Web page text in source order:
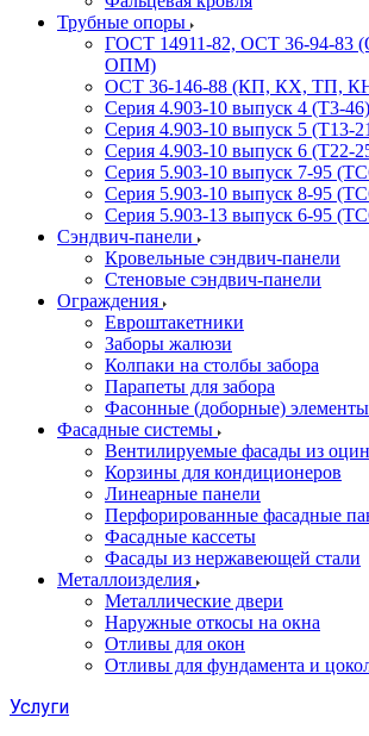
Трубные опоры
ГОСТ 14911-82, ОСТ 36-94-
ОПМ)
ОСТ 36-146-88 (КП, КХ, ТП,
Серия 4.903-10 выпуск 4 (Т3-46)
Серия 4.903-10 выпуск 5 (Т13-
Серия 4.903-10 выпуск 6 (Т22-
Серия 5.903-10 выпуск 7-95
Серия 5.903-10 выпуск 8-95
Серия 5.903-13 выпуск 6-95
Сэндвич-панели
Кровельные сэндвич-панели
Стеновые сэндвич-панели
Ограждения
Евроштакетники
Заборы жалюзи
Колпаки на столбы забора
Парапеты для забора
Фасонные (доборные) элементы
Фасадные системы
Вентилируемые фасады из
Корзины для кондиционеров
Линеарные панели
Перфорированные фасадные
Фасадные кассеты
Фасады из нержавеющей стали
Металлоизделия
Металлические двери
Наружные откосы на окна
Отливы для окон
Отливы для фундамента и
Услуги